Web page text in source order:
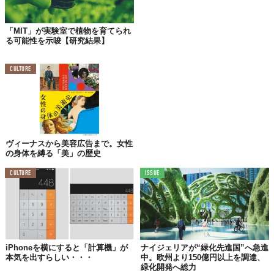
現在、国土の14.6％が森林で覆われているデンマークですが、さ
らに 25万ヘクタール（東京ドーム約5.3万個分）もの森林の拡大が
必要なんだそう。これは、現在
自然に戻すことで達成することのできる数字。
デンマークにとってはこの「農地改革」とも言える政策は、同国
が環境問題に取り組むうえで急務なことがわかるでしょう。
また、同国では既に、2030年より畜産農家が牛、羊、豚から排出
される温室効果ガスに対する
地球温暖化にもっとも影響を与える気体のひとつであるメタンガ
なる試み。
環境問題に対して強気なデンマーク。しかし、こうした革新的な
政策郡の裏には課題も山積みです。
環境と人、どちらが大切？
「MIT」が実験室で植物を育てられ
る可能性を示唆【研究結果】
CULTURE
ヴィーナスから美容広告まで。女性
の身体を縛る「美」の歴史
CULTURE
iPhoneを横にすると「計算機」が
本気を出すらしい・・・
ISSUE
ナイジェリアが“緑化先進国”へ急進
中。欧州より150億円以上を調達、
緑化開発へ総力